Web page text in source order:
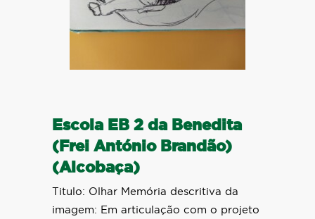
Escola EB 2 da Benedita
(Frei António Brandão)
(Alcobaça)
Titulo: Olhar Memória descritiva da
imagem: Em articulação com o projeto